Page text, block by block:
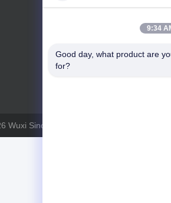
điện thoại: 0086
Sinopfe International Trading
9:34
Good day, what product are
for?